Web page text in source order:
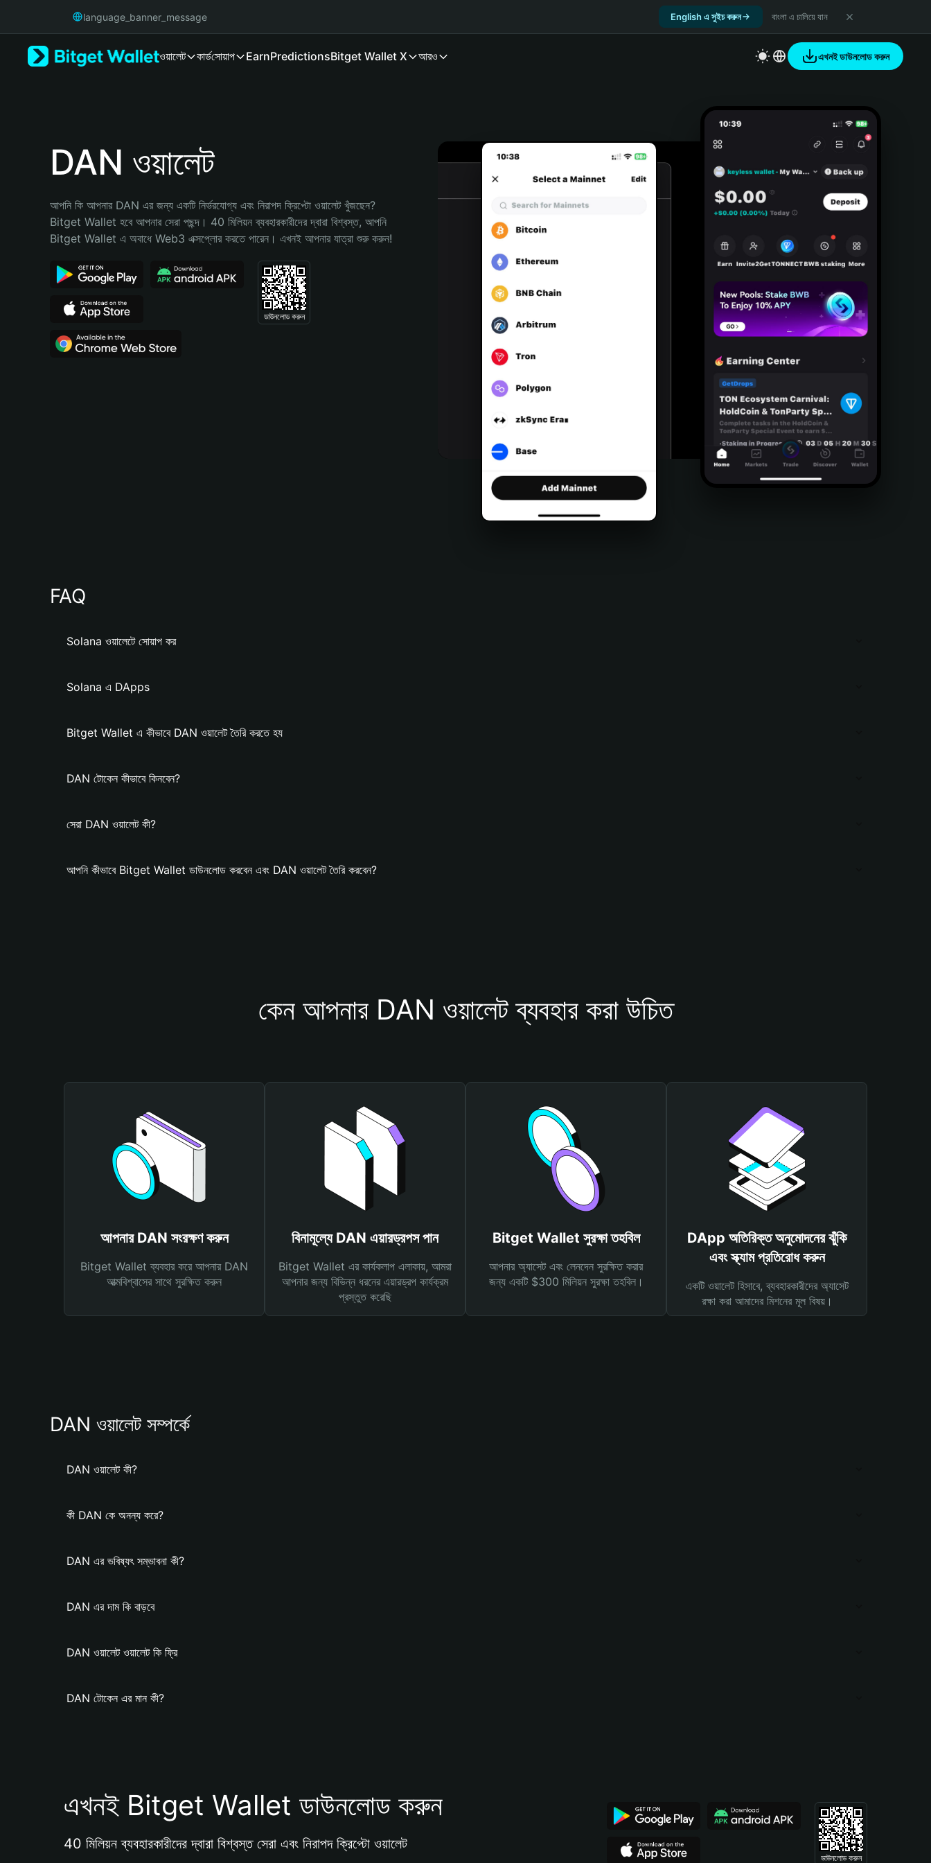
Русский
Bahasa Indonesia
Español (Argentina)
language_banner_message English এ সুইচ করুন বাংলা এ চালিয়ে যান
ওয়ালেট কার্ডসোয়াপ EarnPredictionsBitget Wallet X আরও এখনই ডাউনলোড করুন
DAN ওয়ালেট
আপনি কি আপনার DAN এর জন্য একটি নির্ভরযোগ্য এবং নিরাপদ ক্রিপ্টো ওয়ালেট খুঁজছেন?
Bitget Wallet হবে আপনার সেরা পছন্দ। 40 মিলিয়ন ব্যবহারকারীদের দ্বারা বিশ্বস্ত, আপনি
Bitget Wallet এ অবাধে Web3 এক্সপ্লোর করতে পারেন। এখনই আপনার যাত্রা শুরু করুন!
ডাউনলোড করুন
FAQ
Solana ওয়ালেটে সোয়াপ কর
Solana এ DApps
Bitget Wallet এ কীভাবে DAN ওয়ালেট তৈরি করতে হয
DAN টোকেন কীভাবে কিনবেন?
সেরা DAN ওয়ালেট কী?
আপনি কীভাবে Bitget Wallet ডাউনলোড করবেন এবং DAN ওয়ালেট তৈরি করবেন?
কেন আপনার DAN ওয়ালেট ব্যবহার করা উচিত
আপনার DAN সংরক্ষণ করুন
Bitget Wallet ব্যবহার করে আপনার DAN
আত্মবিশ্বাসের সাথে সুরক্ষিত করুন
বিনামূল্যে DAN এয়ারড্রপস পান
Bitget Wallet এর কার্যকলাপ এলাকায়, আমরা
আপনার জন্য বিভিন্ন ধরনের এয়ারড্রপ কার্যক্রম
প্রস্তুত করেছি
Bitget Wallet সুরক্ষা তহবিল
আপনার অ্যাসেট এবং লেনদেন সুরক্ষিত করার
জন্য একটি $300 মিলিয়ন সুরক্ষা তহবিল।
DApp অতিরিক্ত অনুমোদনের ঝুঁকি
এবং স্ক্যাম প্রতিরোধ করুন
একটি ওয়ালেট হিসাবে, ব্যবহারকারীদের অ্যাসেট
রক্ষা করা আমাদের মিশনের মূল বিষয়।
DAN ওয়ালেট সম্পর্কে
DAN ওয়ালেট কী?
কী DAN কে অনন্য করে?
DAN এর ভবিষ্যৎ সম্ভাবনা কী?
DAN এর দাম কি বাড়বে
DAN ওয়ালেট ওয়ালেট কি ফ্রি
DAN টোকেন এর মান কী?
এখনই Bitget Wallet ডাউনলোড করুন
40 মিলিয়ন ব্যবহারকারীদের দ্বারা বিশ্বস্ত সেরা এবং নিরাপদ ক্রিপ্টো ওয়ালেট
ডাউনলোড করুন